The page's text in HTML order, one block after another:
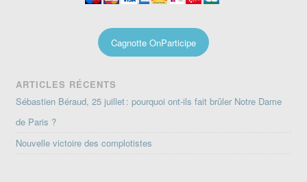
Cagnotte OnParticipe
ARTICLES RÉCENTS
Sébastien Béraud, 25 juillet : pourquoi ont-ils fait brûler Notre Dame
de Paris ?
Nouvelle victoire des complotistes